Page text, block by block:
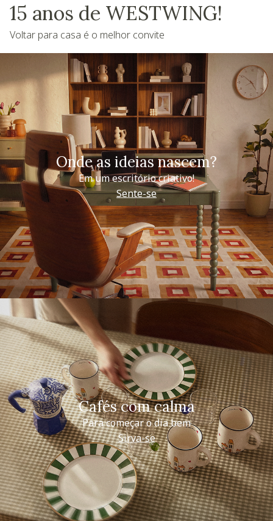
15 anos de WESTWING!
Voltar para casa é o melhor convite
Onde as ideias nascem?
Em um escritório criativo!
Sente-se
Cafés com calma
Para começar o dia bem
Sirva-se